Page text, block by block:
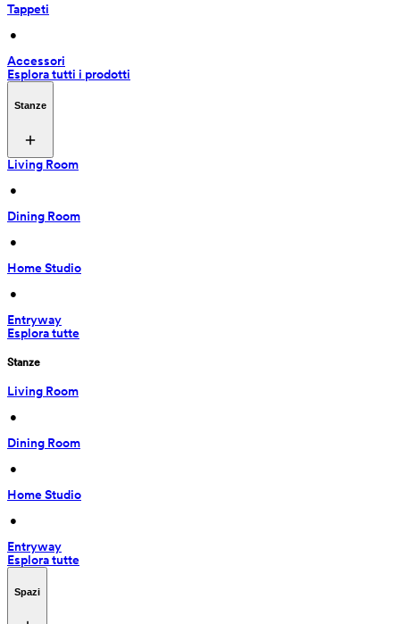
Tappeti
•
Accessori
Esplora tutti i prodotti
Stanze
Living Room
•
Dining Room
•
Home Studio
•
Entryway
Esplora tutte
Stanze
Living Room
•
Dining Room
•
Home Studio
•
Entryway
Esplora tutte
Spazi